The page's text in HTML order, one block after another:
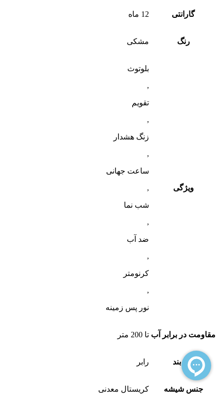
گارانتی 12 ماه
رنگ مشکی
ویژگی
بلوتوث
,
تقویم
,
زنگ هشدار
,
ساعت جهانی
,
شب‌ نما
,
ضد آب
,
کرنومتر
,
نور پس زمینه
مقاومت در برابر آب تا 200 متر
نوع بند رابر
جنس شیشه کریستال معدنی